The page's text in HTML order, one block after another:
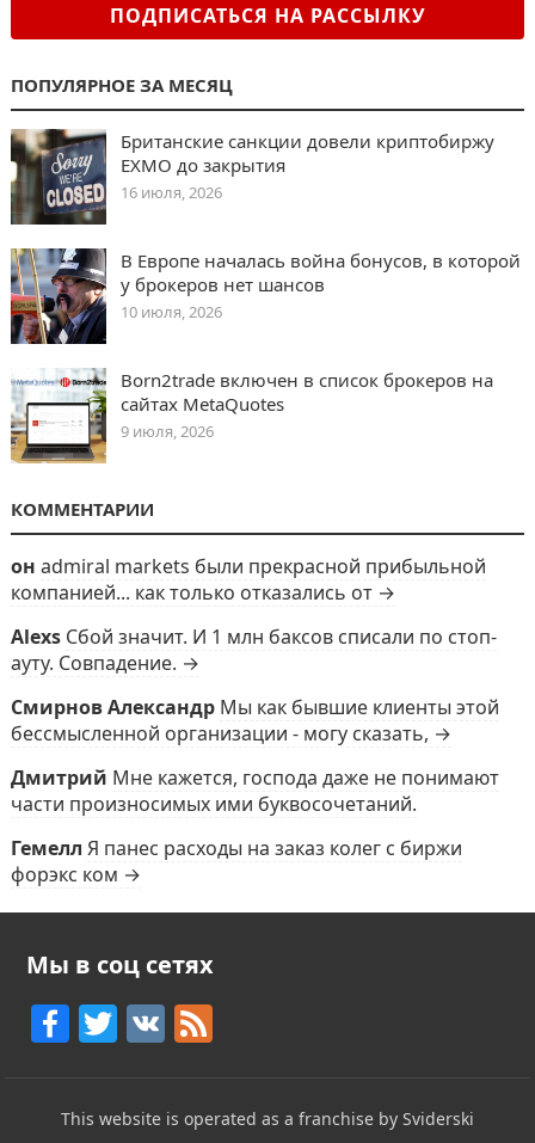
ПОДПИСАТЬСЯ НА РАССЫЛКУ
ПОПУЛЯРНОЕ ЗА МЕСЯЦ
Британские санкции довели криптобиржу
EXMO до закрытия
16 июля, 2026
В Европе началась война бонусов, в которой
у брокеров нет шансов
10 июля, 2026
Born2trade включен в список брокеров на
сайтах MetaQuotes
9 июля, 2026
КОММЕНТАРИИ
он admiral markets были прекрасной прибыльной
компанией... как только отказались от →
Alexs Сбой значит. И 1 млн баксов списали по стоп-
ауту. Совпадение. →
Смирнов Александр Мы как бывшие клиенты этой
бессмысленной организации - могу сказать, →
Дмитрий Мне кажется, господа даже не понимают
части произносимых ими буквосочетаний.
Гемелл Я панес расходы на заказ колег с биржи
форэкс ком →
Мы в соц сетях
F
c
T
itt
V F
e
This website is operated as a franchise by Sviderski